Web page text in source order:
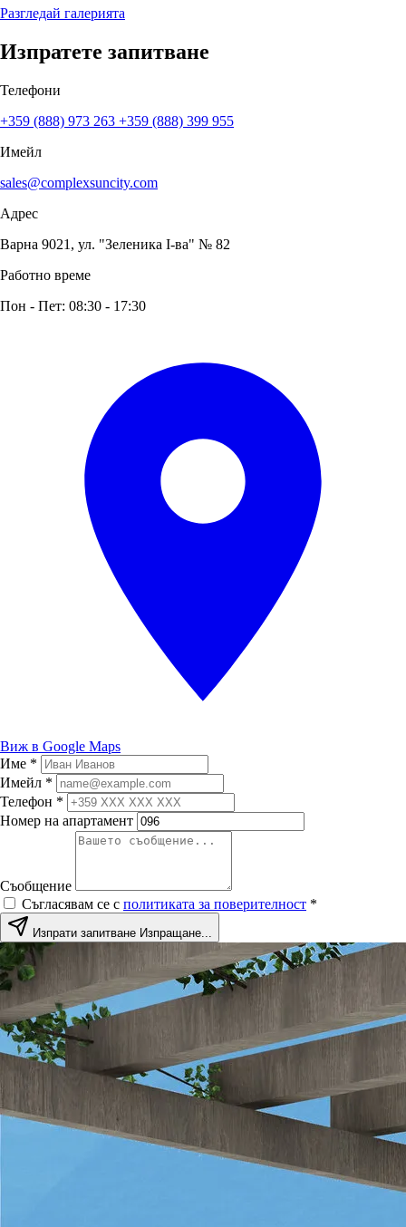
Разгледай галерията
Изпратете запитване
Телефони
+359 (888) 973 263 +359 (888) 399 955
Имейл
sales@complexsuncity.com
Адрес
Варна 9021, ул. "Зеленика I-ва" № 82
Работно време
Пон - Пет: 08:30 - 17:30
Виж в Google Maps
Име *
Имейл *
Телефон *
Номер на апартамент
Съобщение
Съгласявам се с политиката за поверителност *
Изпрати запитване Изпращане...